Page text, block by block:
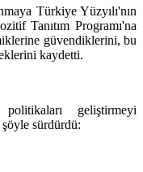
Türkiye Yüzyılı'nın
Tanıtım Programı'na
güvendiklerini, bu
kaydetti.
geliştirmeyi
sürdürdü: